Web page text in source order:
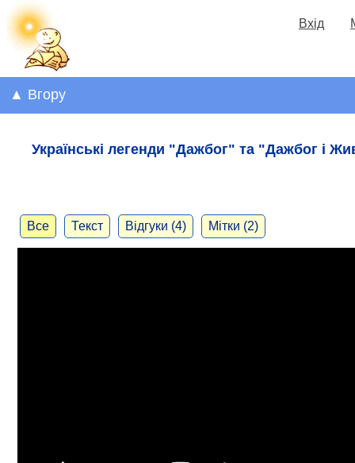
Вхід
▲ Вгору
Українські легенди "Дажбог" та "Дажбог і
Все Текст Відгуки (4) Мітки (2)